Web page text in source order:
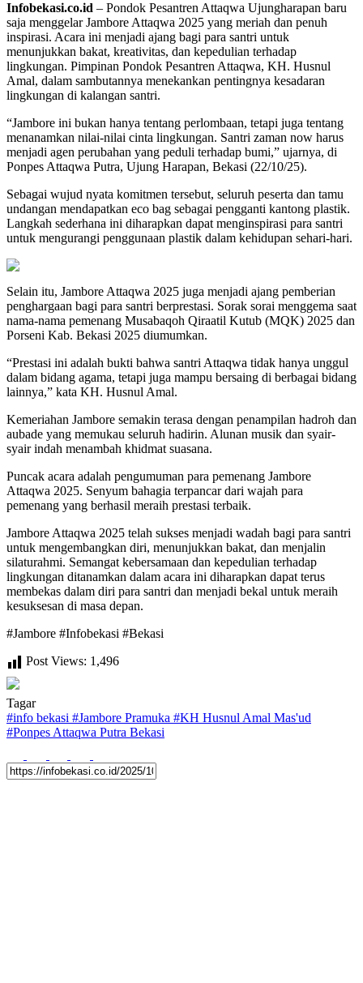
Infobekasi.co.id – Pondok Pesantren Attaqwa Ujungharapan baru
saja menggelar Jambore Attaqwa 2025 yang meriah dan penuh
inspirasi. Acara ini menjadi ajang bagi para santri untuk
menunjukkan bakat, kreativitas, dan kepedulian terhadap
lingkungan. Pimpinan Pondok Pesantren Attaqwa, KH. Husnul
Amal, dalam sambutannya menekankan pentingnya kesadaran
lingkungan di kalangan santri.
“Jambore ini bukan hanya tentang perlombaan, tetapi juga tentang
menanamkan nilai-nilai cinta lingkungan. Santri zaman now harus
menjadi agen perubahan yang peduli terhadap bumi,” ujarnya, di
Ponpes Attaqwa Putra, Ujung Harapan, Bekasi (22/10/25).
Sebagai wujud nyata komitmen tersebut, seluruh peserta dan tamu
undangan mendapatkan eco bag sebagai pengganti kantong plastik.
Langkah sederhana ini diharapkan dapat menginspirasi para santri
untuk mengurangi penggunaan plastik dalam kehidupan sehari-hari.
Selain itu, Jambore Attaqwa 2025 juga menjadi ajang pemberian
penghargaan bagi para santri berprestasi. Sorak sorai menggema saat
nama-nama pemenang Musabaqoh Qiraatil Kutub (MQK) 2025 dan
Porseni Kab. Bekasi 2025 diumumkan.
“Prestasi ini adalah bukti bahwa santri Attaqwa tidak hanya unggul
dalam bidang agama, tetapi juga mampu bersaing di berbagai bidang
lainnya,” kata KH. Husnul Amal.
Kemeriahan Jambore semakin terasa dengan penampilan hadroh dan
aubade yang memukau seluruh hadirin. Alunan musik dan syair-
syair indah menambah khidmat suasana.
Puncak acara adalah pengumuman para pemenang Jambore
Attaqwa 2025. Senyum bahagia terpancar dari wajah para
pemenang yang berhasil meraih prestasi terbaik.
Jambore Attaqwa 2025 telah sukses menjadi wadah bagi para santri
untuk mengembangkan diri, menunjukkan bakat, dan menjalin
silaturahmi. Semangat kebersamaan dan kepedulian terhadap
lingkungan ditanamkan dalam acara ini diharapkan dapat terus
membekas dalam diri para santri dan menjadi bekal untuk meraih
kesuksesan di masa depan.
#Jambore #Infobekasi #Bekasi
Post Views: 1,496
Tagar
#info bekasi #Jambore Pramuka #KH Husnul Amal Mas'ud
#Ponpes Attaqwa Putra Bekasi